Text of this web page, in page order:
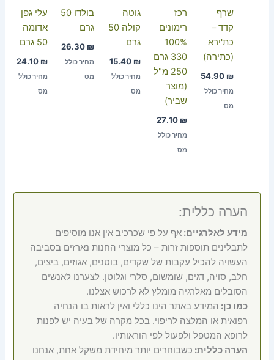
שרף
קדד –
כת'ירא
(כתירה)
54.90 ₪
מחיר כולל
מס
רכז
רימונים
100%
330 גרם
250 מ"ל
(מוצר
שביר)
27.10 ₪
מחיר כולל
מס
גוטה
קולה 50
גרם
15.40 ₪
מחיר כולל
מס
בולדו 50
גרם
26.30 ₪
מחיר כולל
מס
עלי גפן
אדומה
50 גרם
24.10 ₪
מחיר כולל
מס
הערה כללית:
מידע לאלרגיים:אף על פי שכרכיב אין אנו מוסיפים
לתבלינים תוספות זרות – כל מוצרי החנות נארזים בסביבה
העשויה להכיל עקבות של שקדים, בוטנים, אגוזים, ביצים,
חלב, סויה, דגים, שומשום, סלרי וגלוטן. לצערנו לאנשים
הסובלים מאלרגיה מומלץ לא לרכוש אצלנו.
כמו כן: המידע באתר הינו כללי ואין לראות בו הנחיה
רפואית או המלצה לריפוי. בכל מקרה של בעיה יש לפנות
לרופא המטפל ולפעול לפי הוראותיו.
הערה כללית: כשבוחרים יותר מיחידת משקל אחת, אנחנו